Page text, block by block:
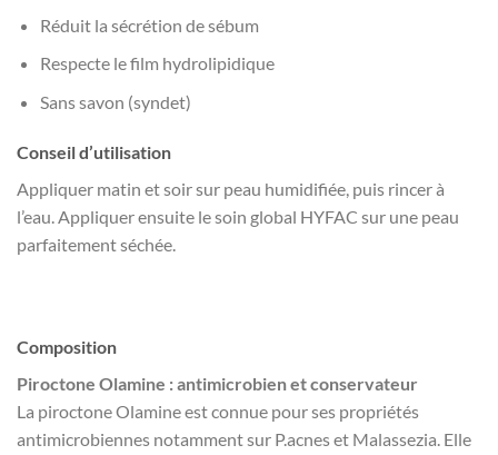
Réduit la sécrétion de sébum
Respecte le film hydrolipidique
Sans savon (syndet)
Conseil d’utilisation
Appliquer matin et soir sur peau humidifiée, puis rincer à
l’eau. Appliquer ensuite le soin global HYFAC sur une peau
parfaitement séchée.
Composition
Piroctone Olamine : antimicrobien et conservateur
La piroctone Olamine est connue pour ses propriétés
antimicrobiennes notamment sur P.acnes et Malassezia. Elle